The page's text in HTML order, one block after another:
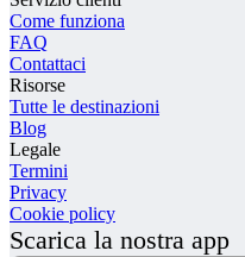
Come funziona
FAQ
Contattaci
Risorse
Tutte le destinazioni
Blog
Legale
Termini
Privacy
Cookie policy
Scarica la nostra app